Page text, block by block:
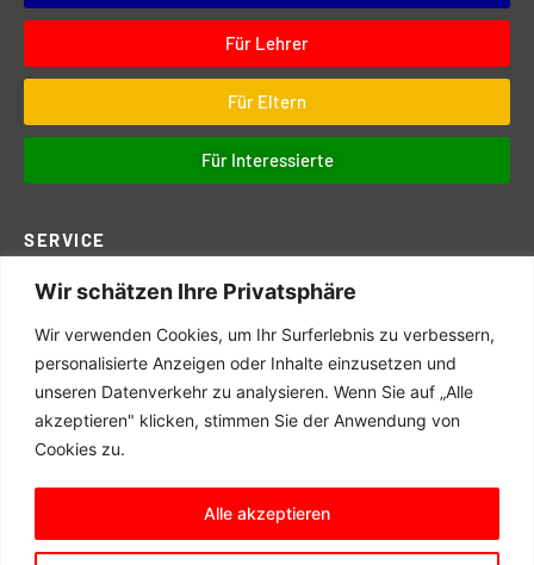
Wir schätzen Ihre Privatsphäre
Wir verwenden Cookies, um Ihr Surferlebnis zu verbessern,
personalisierte Anzeigen oder Inhalte einzusetzen und
unseren Datenverkehr zu analysieren. Wenn Sie auf „Alle
akzeptieren" klicken, stimmen Sie der Anwendung von
Cookies zu.
Alle akzeptieren
Für Lehrer
Für Eltern
Für Interessierte
SERVICE
Downloads
Digitales
Prüfungen
Schul- und Hausordnung
Terminkalender
Schulwegeplan
© 2025 Matern Feuerbacher Realschule, Großbottwar